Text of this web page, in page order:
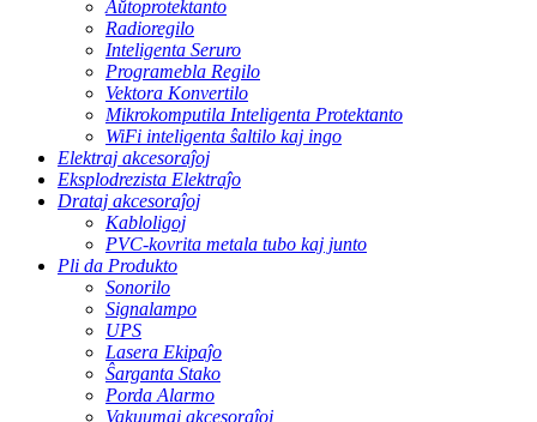
Aŭtoprotektanto
Radioregilo
Inteligenta Seruro
Programebla Regilo
Vektora Konvertilo
Mikrokomputila Inteligenta Protektanto
WiFi inteligenta ŝaltilo kaj ingo
Elektraj akcesoraĵoj
Eksplodrezista Elektraĵo
Drataj akcesoraĵoj
Kabloligoj
PVC-kovrita metala tubo kaj junto
Pli da Produkto
Sonorilo
Signalampo
UPS
Lasera Ekipaĵo
Ŝarganta Stako
Porda Alarmo
Vakuumaj akcesoraĵoj